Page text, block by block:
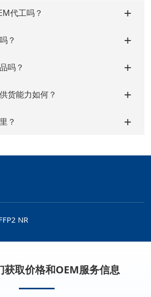
代工吗？
？
吗？
货能力如何？
？
NR
获取价格和OEM服务信息